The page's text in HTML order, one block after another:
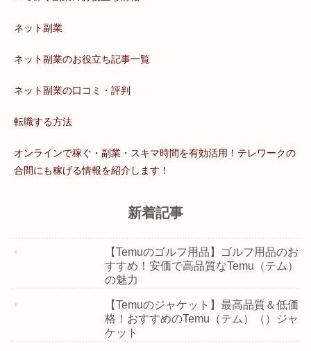
ネット副業
ネット副業のお役立ち記事一覧
ネット副業の口コミ・評判
転職する方法
オンラインで稼ぐ・副業・スキマ時間を有効活用！テレワークの
合間にも稼げる情報を紹介します！
新着記事
【Temuのゴルフ用品】ゴルフ用品のお
すすめ！安価で高品質なTemu（テム）
の魅力
【Temuのジャケット】最高品質＆低価
格！おすすめのTemu（テム）（）ジャ
ケット